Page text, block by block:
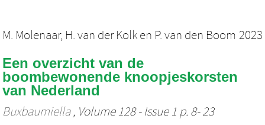
M. Molenaar, H. van der Kolk en P. van den Boom 2023
Een overzicht van de
boombewonende knoopjeskorsten
van Nederland
Buxbaumiella, Volume 128 - Issue 1 p. 8- 23